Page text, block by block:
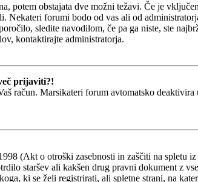
potem obstajata dve možni težavi. Če je
Nekateri forumi bodo od vas ali od
sledite navodilom, če pa ga niste, ste
kontaktirajte administratorja.
prijaviti?!
račun. Marsikateri forum avtomatsko
(Akt o otroški zasebnosti in zaščiti na spletu
staršev ali kakšen drug pravni dokument z
ki se želi registrirati, ali spletne strani, na